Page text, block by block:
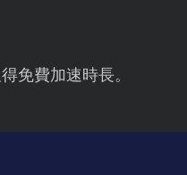
免費加速時長。